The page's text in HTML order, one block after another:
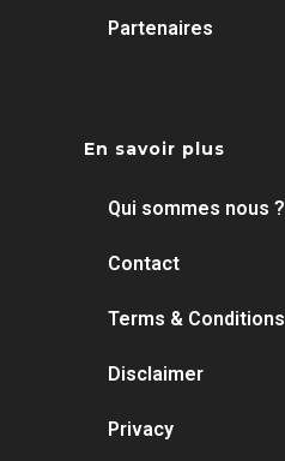
Partenaires
En savoir plus
Qui sommes nous ?
Contact
Terms & Conditions
Disclaimer
Privacy